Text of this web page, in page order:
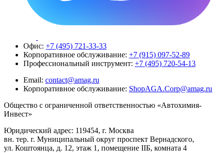
Офис: +7 (495) 721-33-33
Корпоративное обслуживание: +7 (915) 097-52-89
Профессиональный инструмент: +7 (495) 720-54-13
Email: contact@amag.ru
Корпоративное обслуживание: ShopAGA.Corp@amag.ru
Общество с ограниченной ответственностью «Автохимия-
Инвест»
Юридический адрес: 119454, г. Москва
вн. тер. г. Муниципальный округ проспект Вернадского,
ул. Коштоянца, д. 12, этаж 1, помещение IIБ, комната 4